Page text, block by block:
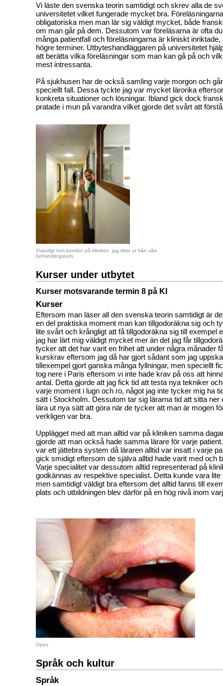
Vi läste den svenska teorin samtidigt och skrev alla de
universitetet vilket fungerade mycket bra.
obligatoriska men man lär sig väldigt mycket, både
om man går på dem. Dessutom var föreläsarna är ofta
många patientfall och föreläsningarna är kliniskt
högre terminer. Utbyteshandläggaren på universitetet
att berätta vilka föreläsningar som man kan gå på och
mest intressanta.
På sjukhusen har de också samling varje morgon och
speciellt fall. Dessa tyckte jag var mycket lärorika
konkreta situationer och lösningar. Ibland gick dock
pratade i mun på varandra vilket gjorde det svårt att
Ovanligt tom korridor på kliniken, jag tittar ut från vårt
behandlingsrum.
Kurser under utbytet
Kurser motsvarande termin 8 på KI
Kurser
Eftersom man läser all den svenska teorin samtidigt är
en del praktiska moment man kan tillgodoräkna sig och
lite svårt och krångligt att få tillgodoräkna sig till exempel
jag har lärt mig väldigt mycket mer än det jag får
tycker att det har varit en frihet att under några månader
kurskrav eftersom jag då har gjort sådant som jag
tillexempel gjort ganska många fyllningar, men speciellt
tog nere i Paris eftersom vi inte hade krav på oss att
antal. Detta gjorde att jag fick tid att testa nya tekniker
varje moment i lugn och ro, något jag inte tycker mig ha
sätt i Stockholm. Dessutom tar sig lärarna tid att sitta ner
lära ut nya sätt att göra när de tycker att man är mogen
verkligen var bra.
Upplägget med att man alltid var på kliniken samma
gjorde att man också hade samma lärare för varje
var ett jättebra system då läraren alltid var insatt i varje
gick smidigt eftersom de själva alltid hade varit med och
Varje specialitet var dessutom alltid representerad på
godkännas av respektive specialist. Detta kunde vara lite
men samtidigt väldigt bra eftersom det alltid fanns till
plats och utbildningen blev därför på en hög nivå inom
Opex
Språk och kultur
Språk